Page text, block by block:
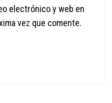
electrónico y web en
vez que comente.